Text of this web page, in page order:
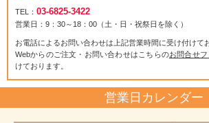
TEL： 03-6825-3422
営業日：9：30～18：00（土・日・祝祭日を除く）
お電話によるお問い合わせは上記営業時間に受け付けて
Webからのご注文・お問い合わせはこちらのお問合せフ
けております。
営業日カレンダー